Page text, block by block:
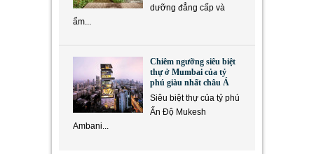
dưỡng đẳng cấp và
ẩm...
Chiêm ngưỡng siêu biệt
thự ở Mumbai của tỷ
phú giàu nhất châu Á
Siêu biệt thự của tỷ phú
Ấn Độ Mukesh
Ambani...